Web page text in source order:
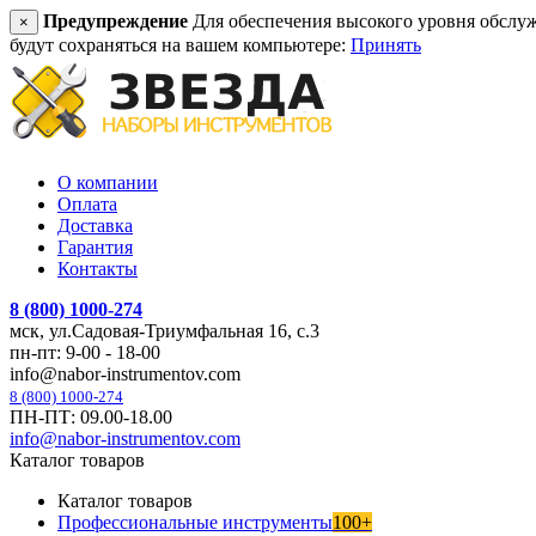
× Предупреждение Для обеспечения высокого уровня
будут сохраняться на вашем компьютере: Принять
О компании
Оплата
Доставка
Гарантия
Контакты
8 (800) 1000-274
мск, ул.Садовая-Триумфальная 16, с.3
пн-пт: 9-00 - 18-00
info@nabor-instrumentov.com
8 (800) 1000-274
ПН-ПТ: 09.00-18.00
info@nabor-instrumentov.com
Каталог товаров
Каталог товаров
Профессиональные инструменты100+